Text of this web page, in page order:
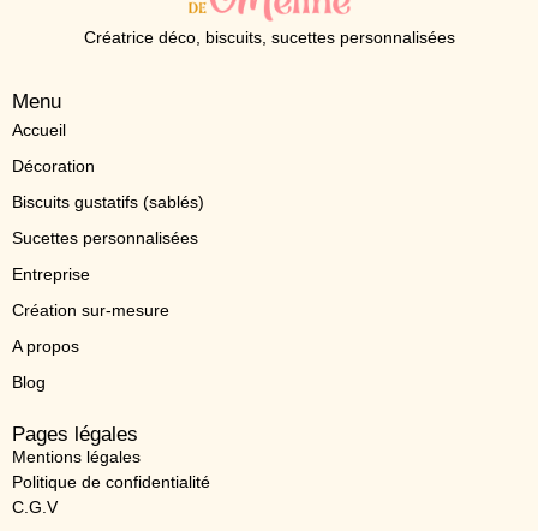
Créatrice déco, biscuits, sucettes personnalisées
Menu
Accueil
Décoration
Biscuits gustatifs (sablés)
Sucettes personnalisées
Entreprise
Création sur-mesure
A propos
Blog
Pages légales
Mentions légales
Politique de confidentialité
C.G.V